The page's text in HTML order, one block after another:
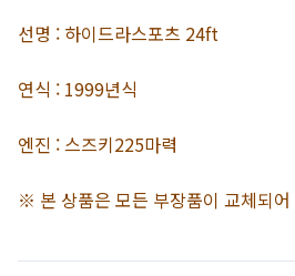
선명 : 하이드라스포츠 24ft
연식 : 1999년식
엔진 : 스즈키225마력
※ 본 상품은 모든 부장품이 교체되